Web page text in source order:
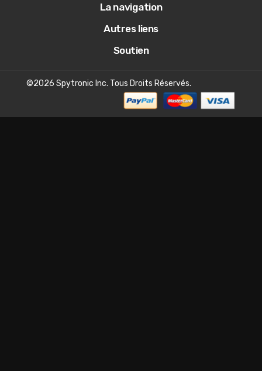
La navigation
Autres liens
Soutien
©2026 Spytronic Inc. Tous Droits Réservés.